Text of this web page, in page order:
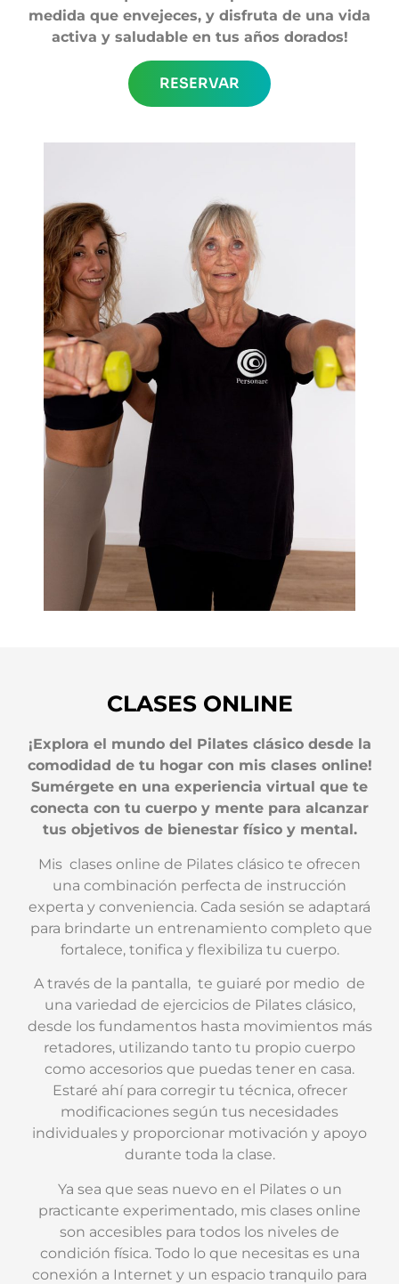
medida que envejeces, y disfruta de una vida
activa y saludable en tus años dorados!
RESERVAR
CLASES ONLINE
¡Explora el mundo del Pilates clásico desde la
comodidad de tu hogar con mis clases online!
Sumérgete en una experiencia virtual que te
conecta con tu cuerpo y mente para alcanzar
tus objetivos de bienestar físico y mental.
Mis clases online de Pilates clásico te ofrecen
una combinación perfecta de instrucción
experta y conveniencia. Cada sesión se adaptará
para brindarte un entrenamiento completo que
fortalece, tonifica y flexibiliza tu cuerpo.
A través de la pantalla, te guiaré por medio de
una variedad de ejercicios de Pilates clásico,
desde los fundamentos hasta movimientos más
retadores, utilizando tanto tu propio cuerpo
como accesorios que puedas tener en casa.
Estaré ahí para corregir tu técnica, ofrecer
modificaciones según tus necesidades
individuales y proporcionar motivación y apoyo
durante toda la clase.
Ya sea que seas nuevo en el Pilates o un
practicante experimentado, mis clases online
son accesibles para todos los niveles de
condición física. Todo lo que necesitas es una
conexión a Internet y un espacio tranquilo para